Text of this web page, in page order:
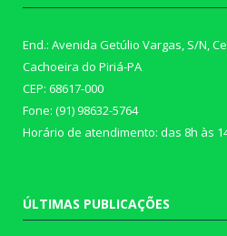
End.: Avenida Getúlio Vargas, S/N,
Cachoeira do Piriá-PA
CEP: 68617-000
Fone: (91) 98632-5764
Horário de atendimento: das 8h às
ÚLTIMAS PUBLICAÇÕES